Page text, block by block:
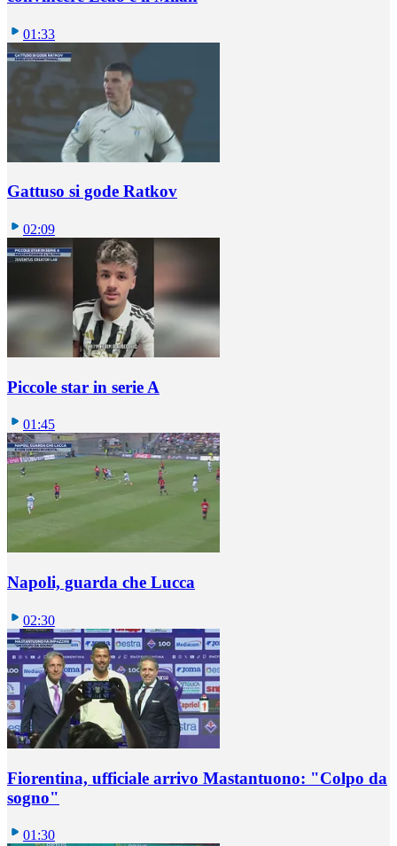
01:33
Gattuso si gode Ratkov
02:09
Piccole star in serie A
01:45
Napoli, guarda che Lucca
02:30
Fiorentina, ufficiale arrivo Mastantuono: "Colpo da
sogno"
01:30